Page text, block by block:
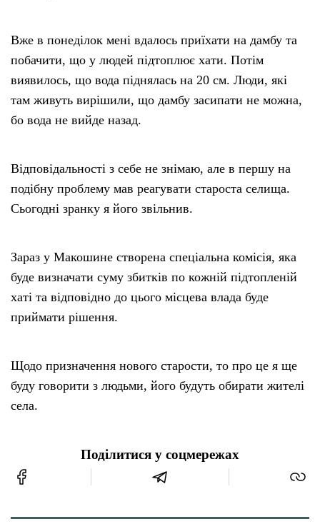
Вже в понеділок мені вдалось приїхати на дамбу та
побачити, що у людей підтоплює хати. Потім
виявилось, що вода піднялась на 20 см. Люди, які
там живуть вирішили, що дамбу засипати не можна,
бо вода не вийде назад.
Відповідальності з себе не знімаю, але в першу на
подібну проблему мав реагувати староста селища.
Сьогодні зранку я його звільнив.
Зараз у Макошине створена спеціальна комісія, яка
буде визначати суму збитків по кожній підтопленій
хаті та відповідно до цього місцева влада буде
приймати рішення.
Щодо призначення нового старости, то про це я ще
буду говорити з людьми, його будуть обирати жителі
села.
Поділитися у соцмережах